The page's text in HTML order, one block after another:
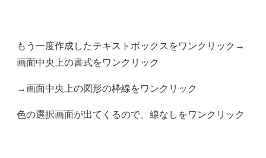
もう一度作成したテキストボックスをワンクリック→
画面中央上の書式をワンクリック
→画面中央上の図形の枠線をワンクリック
色の選択画面が出てくるので、線なしをワンクリック